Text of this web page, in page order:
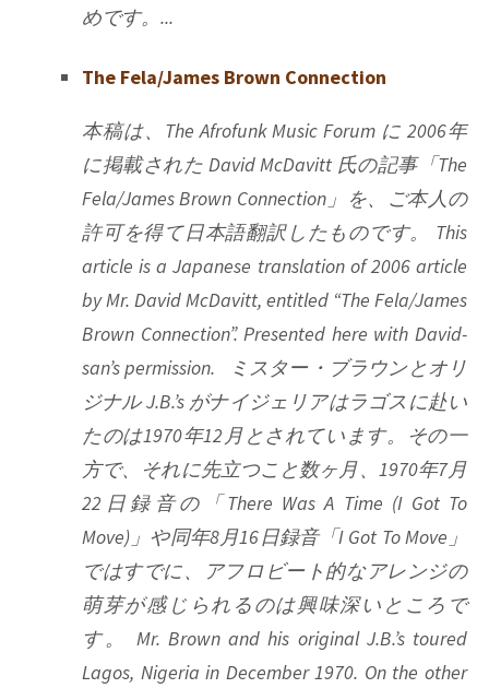
めです。...
The Fela/James Brown Connection
本稿は、The Afrofunk Music Forum に 2006年
に掲載された David McDavitt 氏の記事「The
Fela/James Brown Connection」を、ご本人の
許可を得て日本語翻訳したものです。 This
article is a Japanese translation of 2006 article
by Mr. David McDavitt, entitled “The Fela/James
Brown Connection”. Presented here with David-
san’s permission. ミスター・ブラウンとオリ
ジナル J.B.’s がナイジェリアはラゴスに赴い
たのは1970年12月とされています。その一
方で、それに先立つこと数ヶ月、1970年7月
22日録音の「There Was A Time (I Got To
Move)」や同年8月16日録音「I Got To Move」
ではすでに、アフロビート的なアレンジの
萌芽が感じられるのは興味深いところで
す。 Mr. Brown and his original J.B.’s toured
Lagos, Nigeria in December 1970. On the other